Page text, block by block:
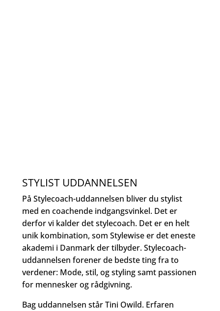
STYLIST UDDANNELSEN
På Stylecoach-uddannelsen bliver du stylist
med en coachende indgangsvinkel. Det er
derfor vi kalder det stylecoach. Det er en helt
unik kombination, som Stylewise er det eneste
akademi i Danmark der tilbyder. Stylecoach-
uddannelsen forener de bedste ting fra to
verdener: Mode, stil, og styling samt passionen
for mennesker og rådgivning.
Bag uddannelsen står Tini Owild. Erfaren